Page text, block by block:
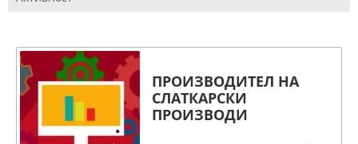
ПРОИЗВОДИТЕЛ НА
СЛАТКАРСКИ
ПРОИЗВОДИ